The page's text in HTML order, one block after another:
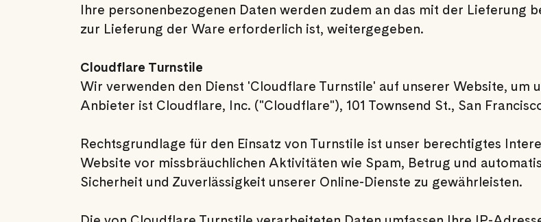
Ihre personenbezogenen Daten werden zudem an das mit der Lieferung
zur Lieferung der Ware erforderlich ist, weitergegeben.
Cloudflare Turnstile
Wir verwenden den Dienst 'Cloudflare Turnstile' auf unserer Website, um
Anbieter ist Cloudflare, Inc. ("Cloudflare"), 101 Townsend St., San
Rechtsgrundlage für den Einsatz von Turnstile ist unser berechtigtes
Website vor missbräuchlichen Aktivitäten wie Spam, Betrug und
Sicherheit und Zuverlässigkeit unserer Online-Dienste zu gewährleisten.